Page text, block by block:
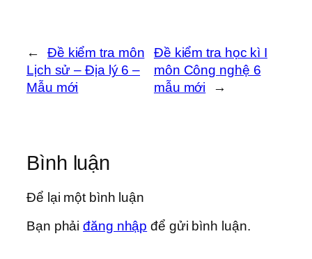
←
Đề kiểm tra môn
Lịch sử – Địa lý 6 –
Mẫu mới
Đề kiểm tra học kì I
môn Công nghệ 6
mẫu mới
→
Bình luận
Để lại một bình luận
Bạn phảiđăng nhập để gửi bình luận.